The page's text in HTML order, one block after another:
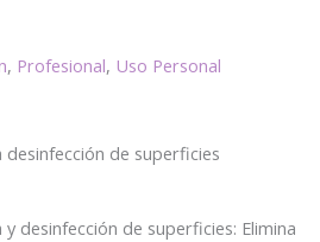
, Profesional, Uso Personal
desinfección de superficies
desinfección de superficies: Elimina